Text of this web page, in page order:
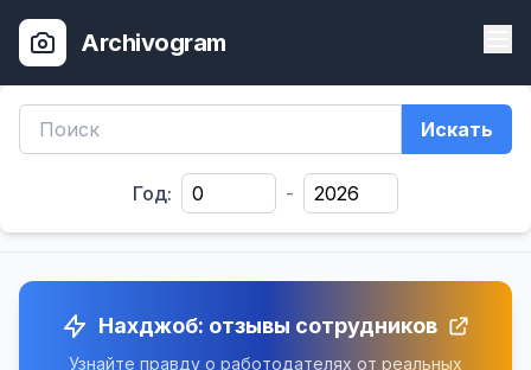
Archivogram
Искать
Год: -
Нахджоб: отзывы сотрудников
Узнайте правду о работодателях от реальных